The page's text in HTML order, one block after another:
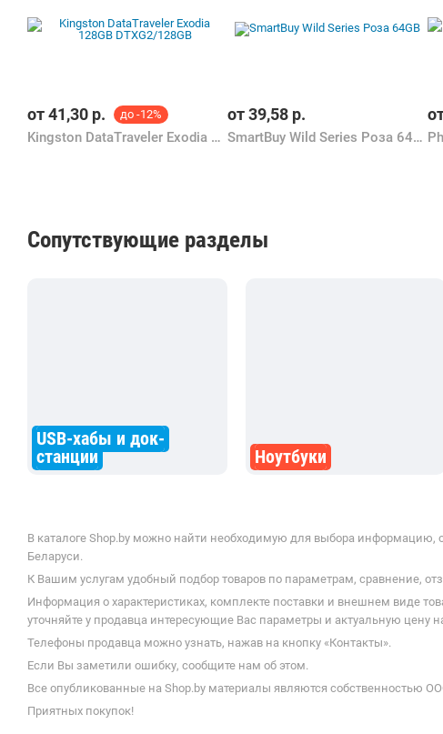
от41,30 р. до -12%
Kingston DataTraveler Exodia 128GB DTXG2/128GB
от39,58 р.
SmartBuy Wild Series Роза 64GB
Сопутствующие разделы
USB-хабы и док-
станции
Ноутбуки
В каталоге Shop.by можно найти необходимую для выбора информацию,
Беларуси.
К Вашим услугам удобный подбор товаров по параметрам, сравнение,
Информация о характеристиках, комплекте поставки и внешнем виде
уточняйте у продавца интересующие Вас параметры и актуальную цену
Телефоны продавца можно узнать, нажав на кнопку «Контакты».
Если Вы заметили ошибку, сообщите нам об этом.
Все опубликованные на Shop.by материалы являются собственностью
Приятных покупок!